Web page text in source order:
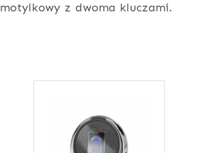
z dwoma kluczami.